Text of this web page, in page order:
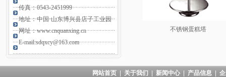
传真：0543-2451999
地址：中国·山东博兴县店子工业园
网址：www.cnquanxing.cn
E-mail:sdqxcy@163.com
不锈钢蛋糕塔
网站首页| 关于我们 新闻中心| 产品信息|